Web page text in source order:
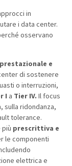
in
i data center.
osservano
prestazionale e
di sostenere
o interruzioni,
I a Tier IV. Il focus
sulla ridondanza,
tolerance.
più prescrittiva e
le componenti
elettrica e